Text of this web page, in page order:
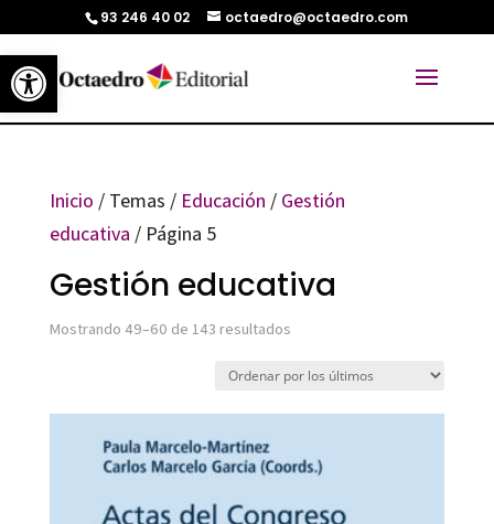
Abrir barra de herramientas
93 246 40 02 octaedro@octaedro.com
Inicio / Temas / Educación / Gestión
educativa / Página 5
Gestión educativa
Mostrando 49–60 de 143 resultadosOrdenado